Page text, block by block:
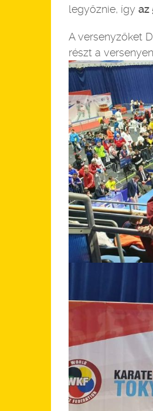
legyőznie, így az
A versenyzőket
részt a versenyen.